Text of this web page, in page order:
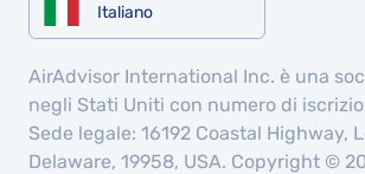
Italiano
AirAdvisor International Inc. è una
negli Stati Uniti con numero di
Sede legale: 16192 Coastal Highway,
Delaware, 19958, USA. Copyright ©